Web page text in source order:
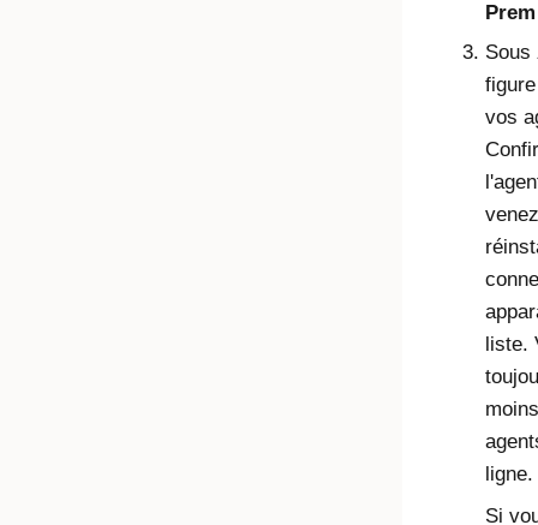
Sous
vos
liste.
ligne.
Si